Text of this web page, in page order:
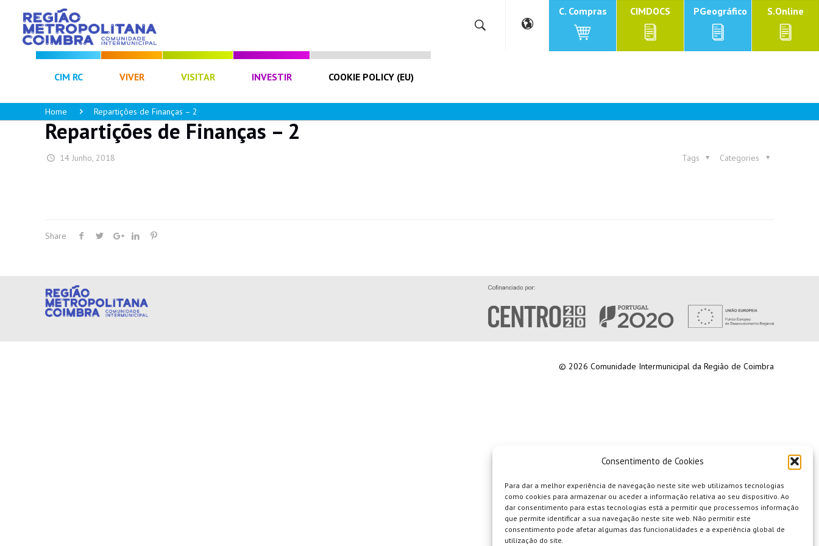
Consentimento de Cookies
Para dar a melhor experiência de navegação neste site web utilizamos tecnologias
como cookies para armazenar ou aceder a informação relativa ao seu dispositivo. Ao
dar consentimento para estas tecnologias está a permitir que processemos informação
que permite identificar a sua navegação neste site web. Não permitir este
consentimento pode afetar algumas das funcionalidades e a experiência global de
utilização do site.
CIM RC VIVER VISITAR INVESTIR COOKIE POLICY (EU)
C. Compras CIMDOCS PGeográfico S.Online
Home Repartições de Finanças – 2
Repartições de Finanças – 2
14 Junho, 2018 Categories
Tags
Share
© 2026 Comunidade Intermunicipal da Região de Coimbra